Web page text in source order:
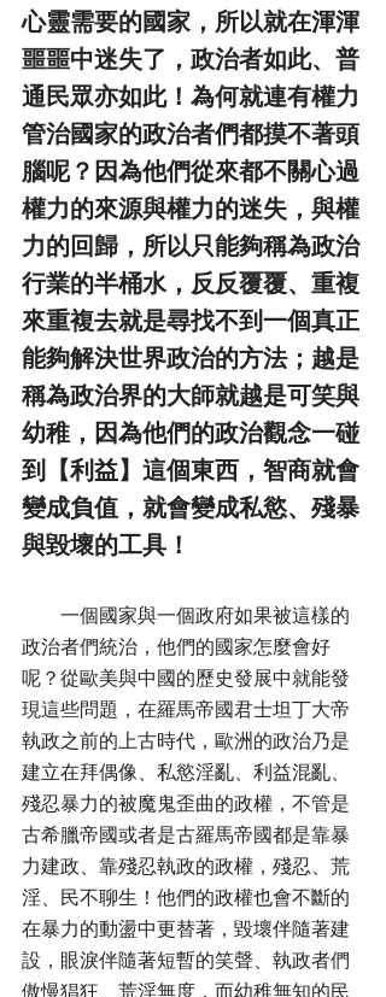
心靈需要的國家，所以就在渾渾
噩噩中迷失了，政治者如此、普
通民眾亦如此！為何就連有權力
管治國家的政治者們都摸不著頭
腦呢？因為他們從來都不關心過
權力的來源與權力的迷失，與權
力的回歸，所以只能夠稱為政治
行業的半桶水，反反覆覆、重複
來重複去就是尋找不到一個真正
能夠解決世界政治的方法；越是
稱為政治界的大師就越是可笑與
幼稚，因為他們的政治觀念一碰
到【利益】這個東西，智商就會
變成負值，就會變成私慾、殘暴
與毀壞的工具！
政治者們統治，他們的國家怎麼會好
呢？從歐美與中國的歷史發展中就能發
現這些問題，在羅馬帝國君士坦丁大帝
執政之前的上古時代，歐洲的政治乃是
建立在拜偶像、私慾淫亂、利益混亂、
殘忍暴力的被魔鬼歪曲的政權，不管是
古希臘帝國或者是古羅馬帝國都是靠暴
力建政、靠殘忍執政的政權，殘忍、荒
淫、民不聊生！他們的政權也會不斷的
在暴力的動盪中更替著，毀壞伴隨著建
設，眼淚伴隨著短暫的笑聲、執政者們
傲慢猖狂、荒淫無度，而幼稚無知的民